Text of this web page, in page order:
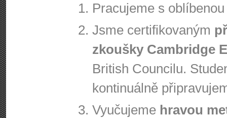
Pracujeme s
Jsme certifikovaným
zkoušky Cambridge
British Councilu.
kontinuálně
Vyučujeme hravou